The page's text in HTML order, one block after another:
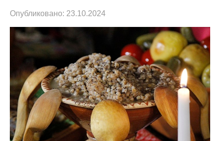
Опубликовано: 23.10.2024